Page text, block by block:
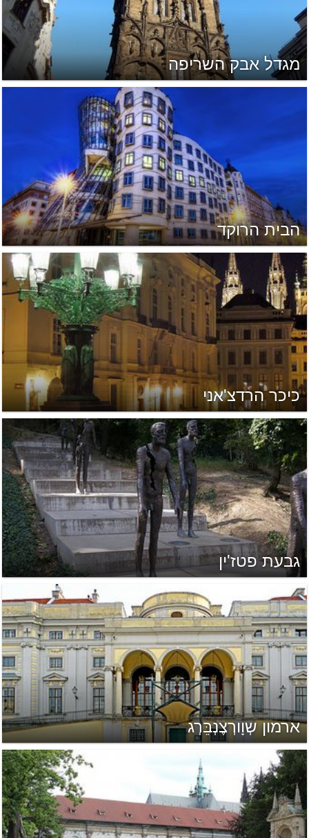
מגדל אבק השריפה
הבית הרוקד
כיכר הרדצ'אני
גבעת פטז'ין
ארמון שְוָורְצֶנְבֵּרְג